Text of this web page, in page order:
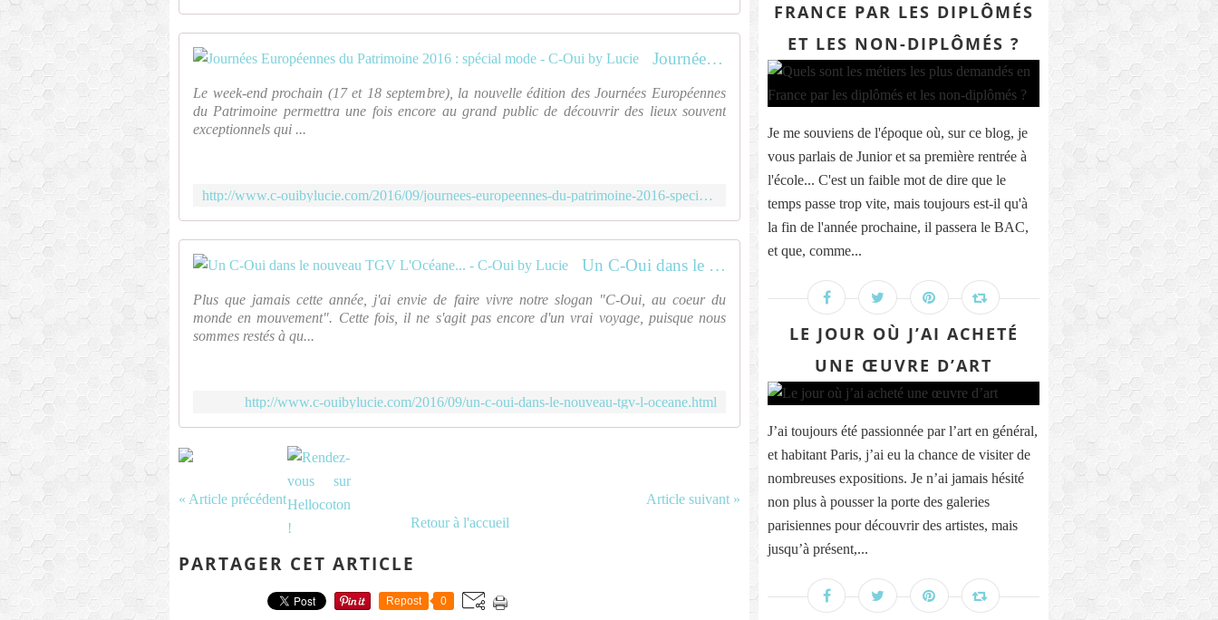
Journées Européennes du Patrimoine 2016 : spécial mode - C-Oui by Lucie
Le week-end prochain (17 et 18 septembre), la nouvelle édition des Journées Européennes
du Patrimoine permettra une fois encore au grand public de découvrir des lieux souvent
exceptionnels qui ...
http://www.c-ouibylucie.com/2016/09/journees-europeennes-du-patrimoine-2016-special-mode.html
Un C-Oui dans le nouveau TGV L'Océane... - C-Oui by Lucie
Plus que jamais cette année, j'ai envie de faire vivre notre slogan "C-Oui, au coeur du
monde en mouvement". Cette fois, il ne s'agit pas encore d'un vrai voyage, puisque nous
sommes restés à qu...
http://www.c-ouibylucie.com/2016/09/un-c-oui-dans-le-nouveau-tgv-l-oceane.html
« Article précédent
Article suivant »
Retour à l'accueil
PARTAGER CET ARTICLE
Repost 0
FRANCE PAR LES DIPLÔMÉS
ET LES NON-DIPLÔMÉS ?
Je me souviens de l'époque où, sur ce blog, je
vous parlais de Junior et sa première rentrée à
l'école... C'est un faible mot de dire que le
temps passe trop vite, mais toujours est-il qu'à
la fin de l'année prochaine, il passera le BAC,
et que, comme...
LE JOUR OÙ J’AI ACHETÉ
UNE ŒUVRE D’ART
J’ai toujours été passionnée par l’art en général,
et habitant Paris, j’ai eu la chance de visiter de
nombreuses expositions. Je n’ai jamais hésité
non plus à pousser la porte des galeries
parisiennes pour découvrir des artistes, mais
jusqu’à présent,...